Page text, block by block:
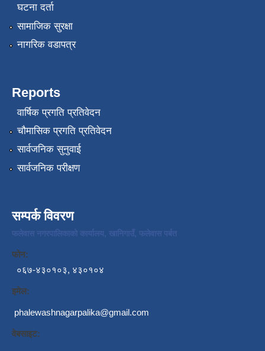
घटना दर्ता
सामाजिक सुरक्षा
नागरिक वडापत्र
Reports
वार्षिक प्रगति प्रतिवेदन
चौमासिक प्रगति प्रतिवेदन
सार्वजनिक सुनुवाई
सार्वजनिक परीक्षण
सम्पर्क विवरण
फलेवास नगरपालिकाको कार्यालय, खानिगाउँ, फलेवास पर्बत
फोन:
०६७-४३०१०३, ४३०१०४
इमेल:
phalewashnagarpalika@gmail.com
वेबसाइट: